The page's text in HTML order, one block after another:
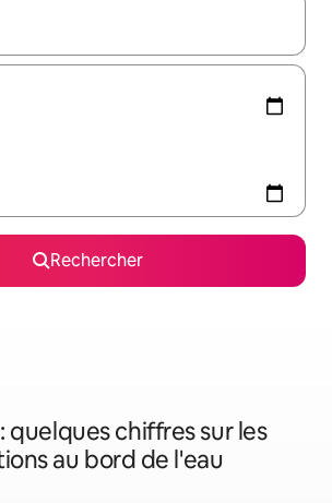
s'affichent, utilisez les flèches vers le
Rechercher
quelques chiffres sur les
au bord de l'eau